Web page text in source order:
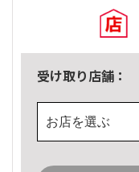
受け取り店舗：
お店を選ぶ